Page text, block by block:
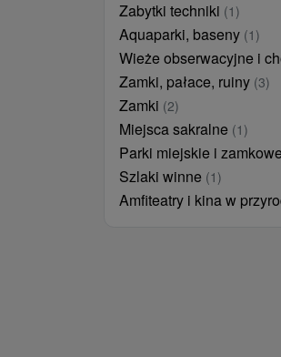
Zabytki techniki (1)
Aquaparki, baseny (1)
Wieże obserwacyjne i
Zamki, pałace, ruiny (3)
Zamki (2)
Miejsca sakralne (1)
Parki miejskie i zamkowe
Szlaki winne (1)
Amfiteatry i kina w